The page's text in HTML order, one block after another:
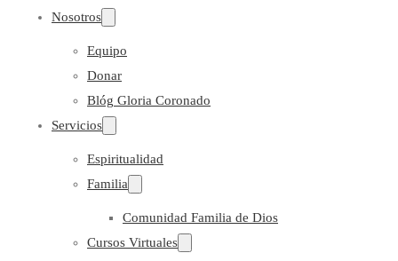
Nosotros
Equipo
Donar
Blóg Gloria Coronado
Servicios
Espiritualidad
Familia
Comunidad Familia de Dios
Cursos Virtuales